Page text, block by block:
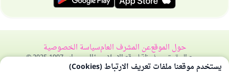
حول الموقععن المشرف العامسياسة الخصوصية
جميع الحقوق محفوظة لموقع الإسلام سؤال وجواب 1997-2025 ©
يستخدم موقعنا ملفات تعريف الارتباط (Cookies)